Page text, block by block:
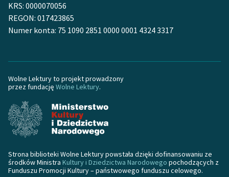
KRS: 0000070056
REGON: 017423865
Numer konta: 75 1090 2851 0000 0001 4324 3317
Wolne Lektury to projekt prowadzony
przez fundację Wolne Lektury.
Strona biblioteki Wolne Lektury powstała dzięki dofinansowaniu ze
środków Ministra Kultury i Dziedzictwa Narodowego pochodzących z
Funduszu Promocji Kultury – państwowego funduszu celowego.